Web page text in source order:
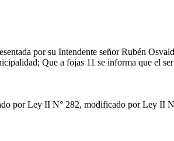
por su Intendente señor Rubén
Que a fojas 11 se informa que el
por Ley II N° 282, modificado por Ley II